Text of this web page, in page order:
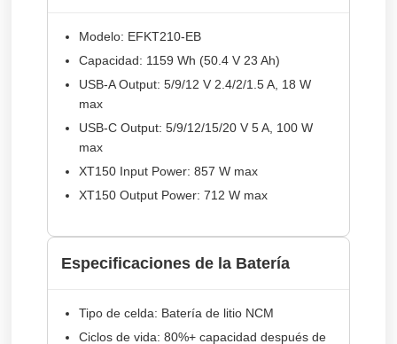
Modelo: EFKT210-EB
Capacidad: 1159 Wh (50.4 V 23 Ah)
USB-A Output: 5/9/12 V 2.4/2/1.5 A, 18 W
max
USB-C Output: 5/9/12/15/20 V 5 A, 100 W
max
XT150 Input Power: 857 W max
XT150 Output Power: 712 W max
Especificaciones de la Batería
Tipo de celda: Batería de litio NCM
Ciclos de vida: 80%+ capacidad después de